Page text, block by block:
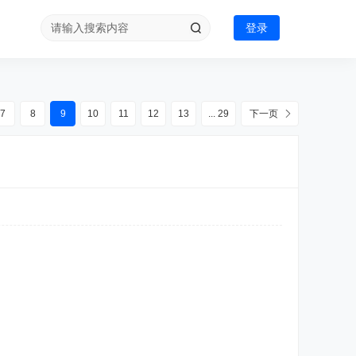
登录
7 8 9 10 11 12 13 ... 29 下一页